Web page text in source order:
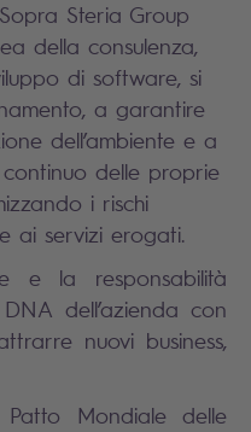
Steria Group
della consulenza,
di software, si
a garantire
dell’ambiente e a
delle proprie
i rischi
ai servizi erogati.
e la responsabilità
dell’azienda con
nuovi business,
Mondiale delle